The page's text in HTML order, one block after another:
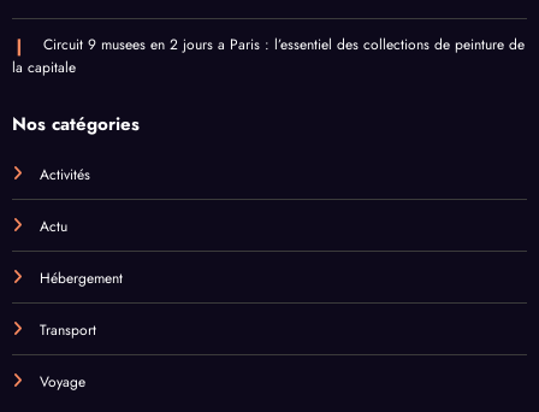
Circuit 9 musees en 2 jours a Paris : l’essentiel des collections de peinture de
la capitale
Nos catégories
Activités
Actu
Hébergement
Transport
Voyage